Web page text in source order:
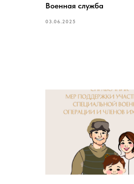
Военная служба
03.06.2025